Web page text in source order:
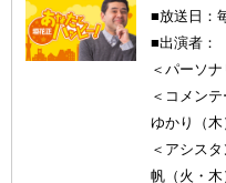
■放送日：
■出演者：
＜パーソ
＜コメン
ゆかり（木
＜アシス
帆（火・木